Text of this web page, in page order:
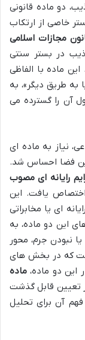
دو ماده قانونی
خاصی از ارتکاب
۶۹۸ قانون مجازات اسلامی
در بستر سنتی
این ماده با الفاظی
به طریق دیگر»، به
آن را گسترده می
نیاز به ماده ای
فضا احساس شد.
رایانه ای مصوب
یافت. این
ای یا مخابراتی
این دو ماده، به
نبودن جرم، محور
که در بخش های
این دو ماده، ماده
تعیین قابل گذشت
آن برای تحلیل